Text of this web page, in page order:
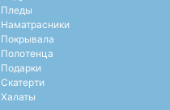
Пледы
Наматрасники
Покрывала
Полотенца
Подарки
Скатерти
Халаты